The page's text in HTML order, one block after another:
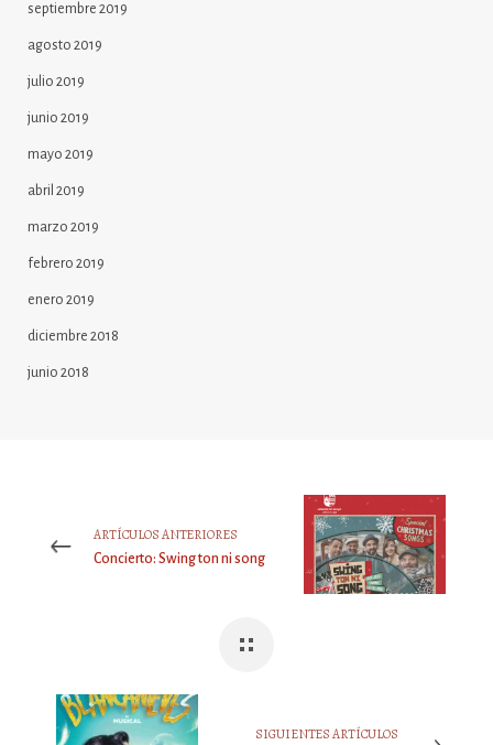
septiembre 2019
agosto 2019
julio 2019
junio 2019
mayo 2019
abril 2019
marzo 2019
febrero 2019
enero 2019
diciembre 2018
junio 2018
ARTÍCULOS ANTERIORES
Concierto: Swing ton ni song
SIGUIENTES ARTÍCULOS